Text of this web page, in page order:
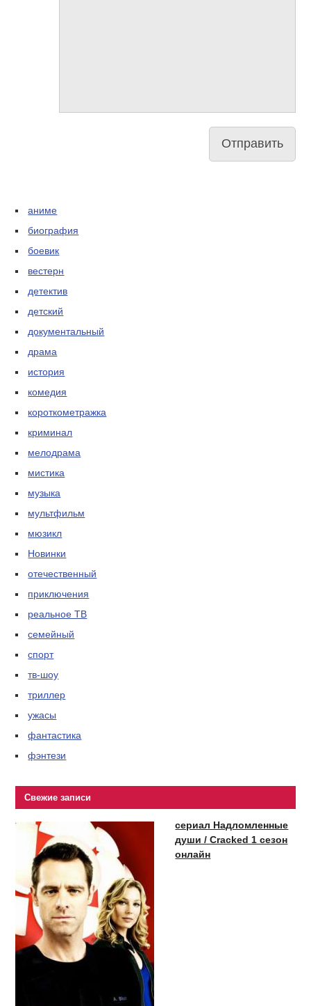
аниме
биография
боевик
вестерн
детектив
детский
документальный
драма
история
комедия
короткометражка
криминал
мелодрама
мистика
музыка
мультфильм
мюзикл
Новинки
отечественный
приключения
реальное ТВ
семейный
спорт
тв-шоу
триллер
ужасы
фантастика
фэнтези
Свежие записи
сериал Надломленные
души / Cracked 1 сезон
онлайн